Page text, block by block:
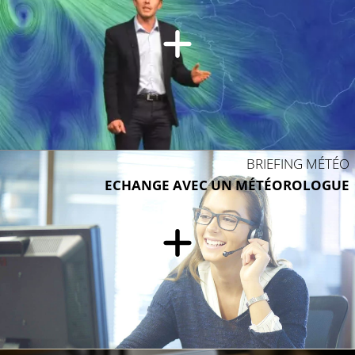
BRIEFING MÉTÉO
ECHANGE AVEC UN MÉTÉOROLOGUE